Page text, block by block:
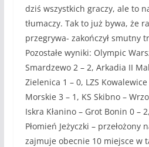
dziś wszystkich graczy, ale to
tłumaczy. Tak to już bywa, że
przegrywa- zakończył smutny
Pozostałe wyniki: Olympic
Smardzewo 2 – 2, Arkadia II
Zielenica 1 – 0, LZS
Morskie 3 – 1, KS Skibno –
Iskra Kłanino – Grot Bonin 0 –
Płomień Jeżyczki – przełożony
zajmuje obecnie 10 miejsce w